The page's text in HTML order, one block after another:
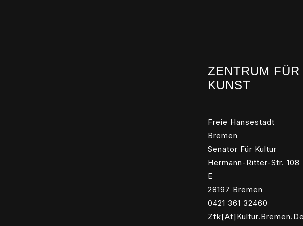
ZENTRUM FÜR
KUNST
Freie Hansestadt
Bremen
Senator Für Kultur
Hermann-Ritter-Str. 108
E
28197 Bremen
0421 361 32460